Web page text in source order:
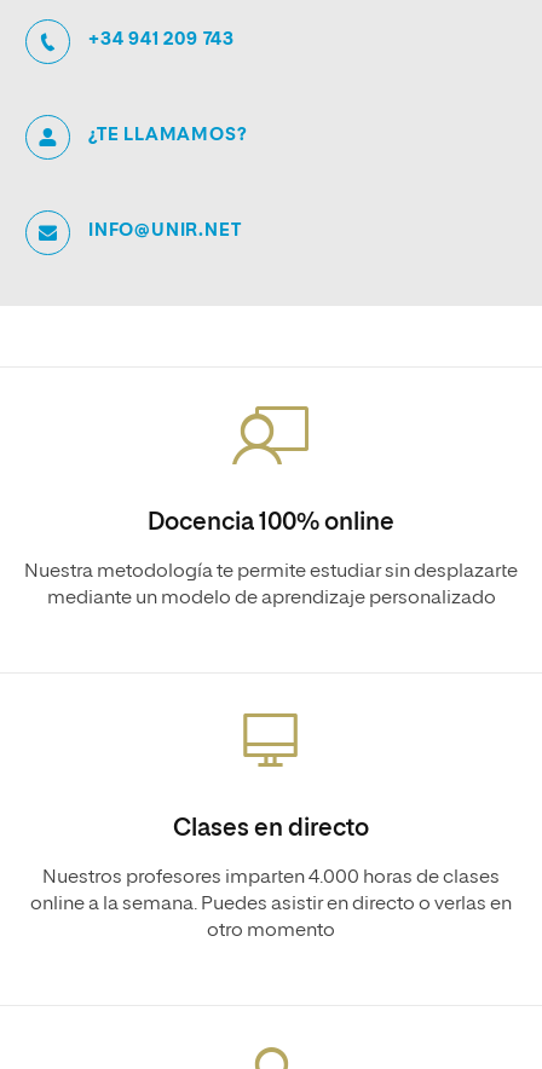
+34 941 209 743
¿TE LLAMAMOS?
INFO@UNIR.NET
Docencia 100% online
Nuestra metodología te permite estudiar sin desplazarte
mediante un modelo de aprendizaje personalizado
Clases en directo
Nuestros profesores imparten 4.000 horas de clases
online a la semana. Puedes asistir en directo o verlas en
otro momento